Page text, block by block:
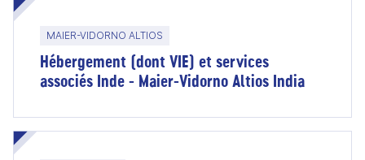
MAIER-VIDORNO ALTIOS
Hébergement (dont VIE) et services
associés Inde - Maier-Vidorno Altios India